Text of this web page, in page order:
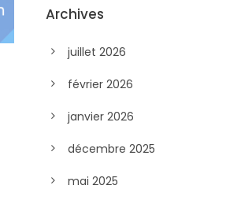
Archives
juillet 2026
février 2026
janvier 2026
décembre 2025
mai 2025